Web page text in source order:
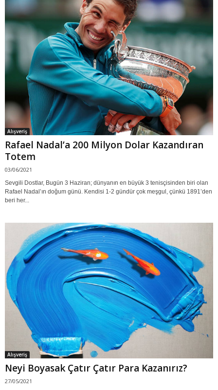
Alışveriş
Rafael Nadal’a 200 Milyon Dolar Kazandıran
Totem
03/06/2021
Sevgili Dostlar, Bugün 3 Haziran; dünyanın en büyük 3 tenisçisinden biri olan
Rafael Nadal’ın doğum günü. Kendisi 1-2 gündür çok meşgul, çünkü 1891’den
beri her...
Alışveriş
Neyi Boyasak Çatır Çatır Para Kazanırız?
27/05/2021